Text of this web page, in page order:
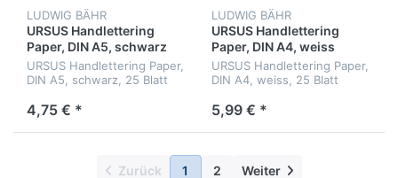
LUDWIG BÄHR
URSUS Handlettering
Paper, DIN A5, schwarz
URSUS Handlettering Paper,
DIN A5, schwarz, 25 Blatt
4,75 € *
LUDWIG BÄHR
URSUS Handlettering
Paper, DIN A4, weiss
URSUS Handlettering Paper,
DIN A4, weiss, 25 Blatt
5,99 € *
Zurück 1 2 Weiter